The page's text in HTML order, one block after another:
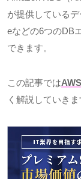
が提供しているデ
eなどの6つのDB
できます。
この記事では
く解説していきま